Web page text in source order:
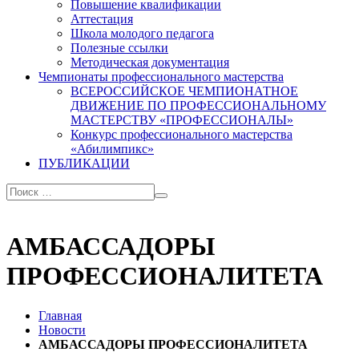
Повышение квалификации
Аттестация
Школа молодого педагога
Полезные ссылки
Методическая документация
Чемпионаты профессионального мастерства
ВСЕРОССИЙСКОЕ ЧЕМПИОНАТНОЕ
ДВИЖЕНИЕ ПО ПРОФЕССИОНАЛЬНОМУ
МАСТЕРСТВУ «ПРОФЕССИОНАЛЫ»
Конкурс профессионального мастерства
«Абилимпикс»
ПУБЛИКАЦИИ
АМБАССАДОРЫ
ПРОФЕССИОНАЛИТЕТА
Главная
Новости
АМБАССАДОРЫ ПРОФЕССИОНАЛИТЕТА